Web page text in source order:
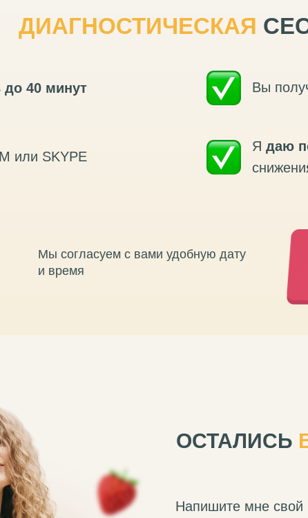
ДИАГНОСТИЧЕСКАЯ
40 минут
или SKYPE
Вы
Я даю
Мы согласуем с вами удобную дату
и время
ОСТАЛИСЬ
Напишите мне свой